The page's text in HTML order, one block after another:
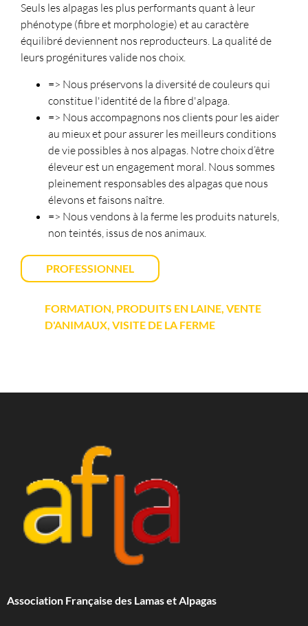
Seuls les alpagas les plus performants quant à leur
phénotype (fibre et morphologie) et au caractère
équilibré deviennent nos reproducteurs. La qualité de
leurs progénitures valide nos choix.
=> Nous préservons la diversité de couleurs qui
constitue l'identité de la fibre d'alpaga.
=> Nous accompagnons nos clients pour les aider
au mieux et pour assurer les meilleurs conditions
de vie possibles à nos alpagas. Notre choix d’être
éleveur est un engagement moral. Nous sommes
pleinement responsables des alpagas que nous
élevons et faisons naître.
=> Nous vendons à la ferme les produits naturels,
non teintés, issus de nos animaux.
PROFESSIONNEL
FORMATION, PRODUITS EN LAINE, VENTE
D'ANIMAUX, VISITE DE LA FERME
Association Française des Lamas et Alpagas